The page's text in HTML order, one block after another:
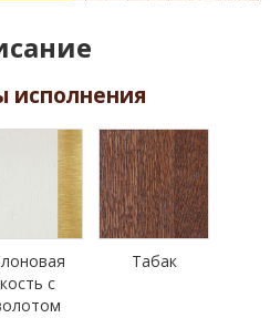
исполнения
кость с
Табак